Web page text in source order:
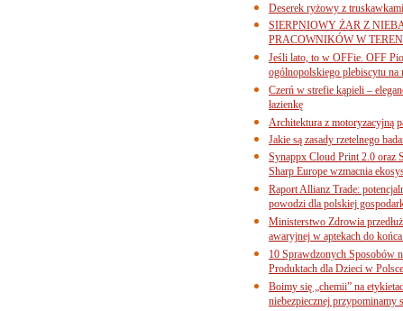
Deserek ryżowy z truskawkami
SIERPNIOWY ŻAR Z
PRACOWNIKÓW W
Jeśli lato, to w OFFie. OFF
ogólnopolskiego plebiscytu na
Czerń w strefie kąpieli –
łazienkę
Architektura z motoryzacyjną
Jakie są zasady rzetelnego
Synappx Cloud Print 2.0 oraz
Sharp Europe wzmacnia
Raport Allianz Trade:
powodzi dla polskiej
Ministerstwo Zdrowia
awaryjnej w aptekach do
10 Sprawdzonych Sposobów
Produktach dla Dzieci w
Boimy się „chemii” na
niebezpiecznej przypominamy